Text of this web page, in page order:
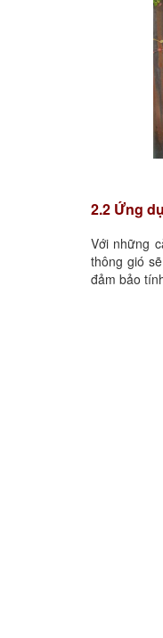
2.2 Ứng
Với những
thông gió
đảm bảo